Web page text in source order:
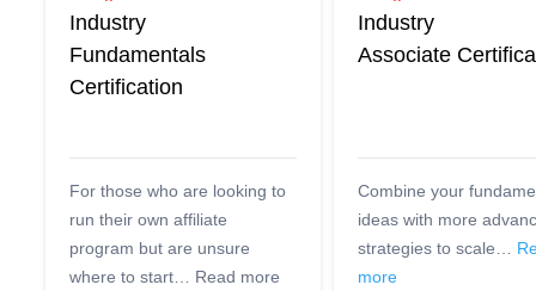
Industry
Fundamentals
Certification
For those who are looking to
run their own affiliate
program but are unsure
where to start… Read more
Industry
Associate
Combine your
ideas with more
strategies to scale…
more